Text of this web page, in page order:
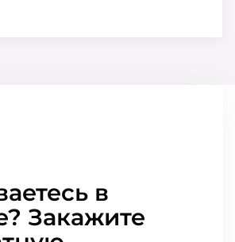
в
Закажите